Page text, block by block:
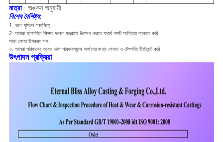
মাত্রা: অঙ্কন অনুযায়ী
বিশেষ বৈশিষ্ট্য:
1. ভাল পৃষ্ঠতল সমাপ্তি;
2. আমরা প্লাগমিল মিক্সার ফলক যন্ত্রাংশ উত্পাদন করতে যথার্থ কাস্ট প্রক্রিয়া ব্যবহার করি
সাদা লোহা উপকরণ সহ;
৩. আমরা পরিধানের আরও ভাল পারফরম্যান্স অর্জনের জন্য শোধন ও টেম্পারিং ট্রিটমেন্ট করি।
উৎপাদন প্রক্রিয়া